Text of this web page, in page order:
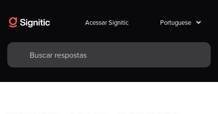
Acessar Signitic